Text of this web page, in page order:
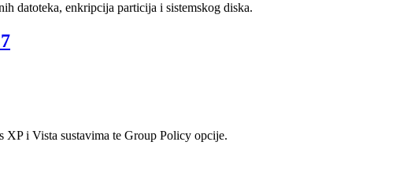
datoteka, enkripcija particija i sistemskog diska.
i Vista sustavima te Group Policy opcije.